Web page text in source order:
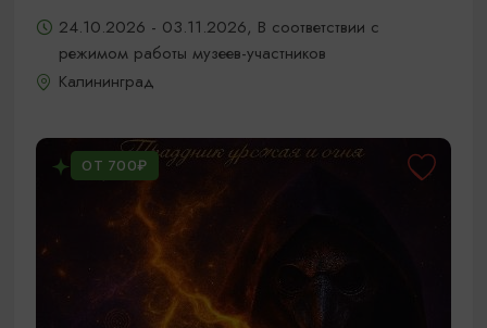
24.10.2026 - 03.11.2026, В соответствии с
режимом работы музеев-участников
Калининград
ОТ 700₽